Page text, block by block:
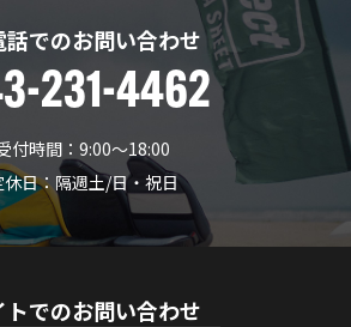
話でのお問い合わせ
231-4462
付時間：9:00〜18:00
休日：隔週土/日・祝日
トでのお問い合わせ